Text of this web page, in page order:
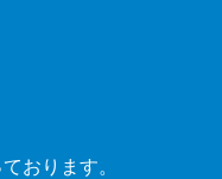
おります。